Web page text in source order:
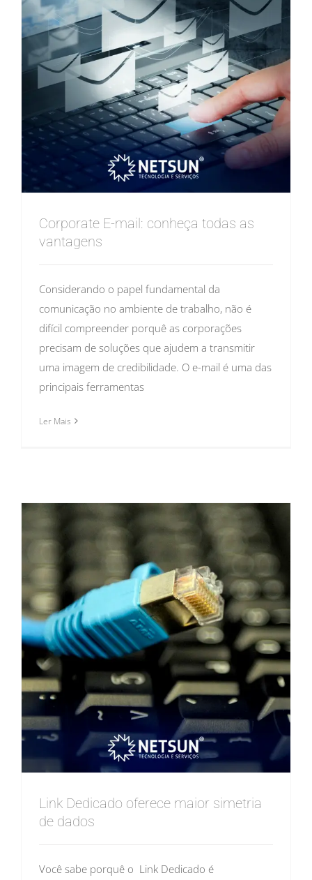
Corporate E-mail: conheça todas as
vantagens
Considerando o papel fundamental da
comunicação no ambiente de trabalho, não é
difícil compreender porquê as corporações
precisam de soluções que ajudem a transmitir
uma imagem de credibilidade. O e-mail é uma das
principais ferramentas
Ler Mais
Link Dedicado oferece maior simetria
de dados
Você sabe porquê o Link Dedicado é